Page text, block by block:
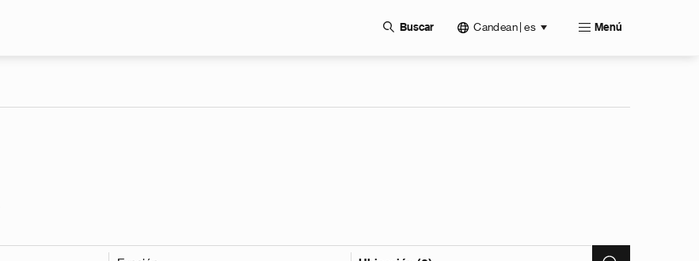
Buscar Candean | es Menú